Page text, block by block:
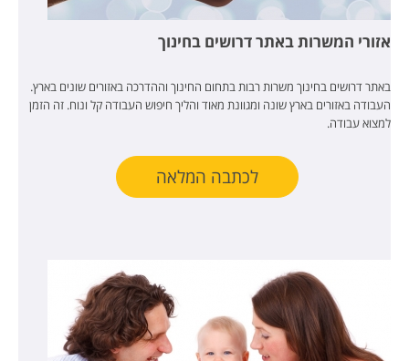
אזורי המשרות באתר דרושים בחינוך
באתר דרושים בחינוך משרות רבות בתחום החינוך וההדרכה באזורים שונים בארץ.
העבודה באזורים בארץ שונה ומגוונת מאוד והליך חיפוש העבודה קל ונוח. זה הזמן
למצוא עבודה.
לכתבה המלאה